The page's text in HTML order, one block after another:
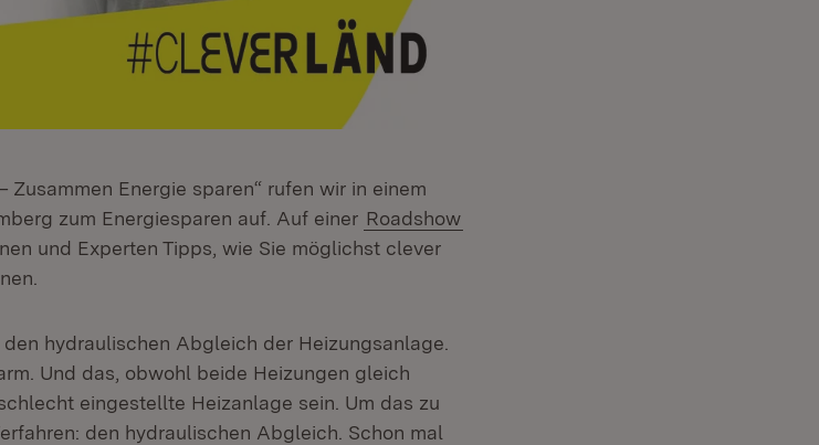
Zusammen Energie sparen“ rufen wir in einem
zum Energiesparen auf. Auf einer Roadshow
und Experten Tipps, wie Sie möglichst clever
hydraulischen Abgleich der Heizungsanlage.
Und das, obwohl beide Heizungen gleich
eingestellte Heizanlage sein. Um das zu
den hydraulischen Abgleich. Schon mal